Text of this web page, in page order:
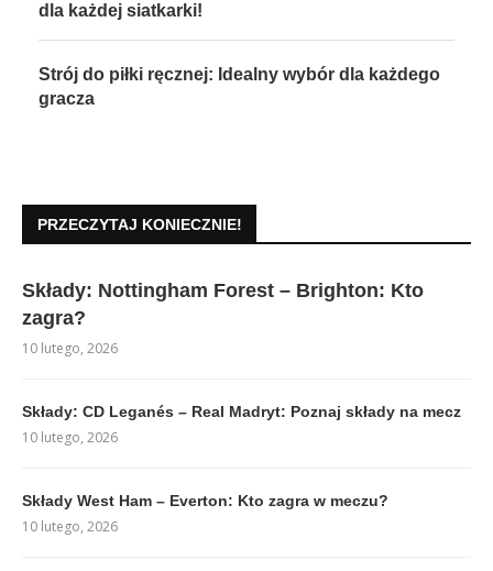
dla każdej siatkarki!
Strój do piłki ręcznej: Idealny wybór dla każdego
gracza
PRZECZYTAJ KONIECZNIE!
Składy: Nottingham Forest – Brighton: Kto
zagra?
10 lutego, 2026
Składy: CD Leganés – Real Madryt: Poznaj składy na mecz
10 lutego, 2026
Składy West Ham – Everton: Kto zagra w meczu?
10 lutego, 2026